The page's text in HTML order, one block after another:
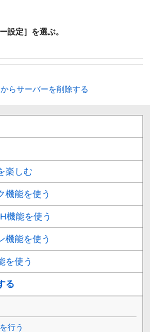
設定］を選ぶ。
らサーバーを削除する
楽しむ
機能を使う
機能を使う
機能を使う
を使う
る
行う